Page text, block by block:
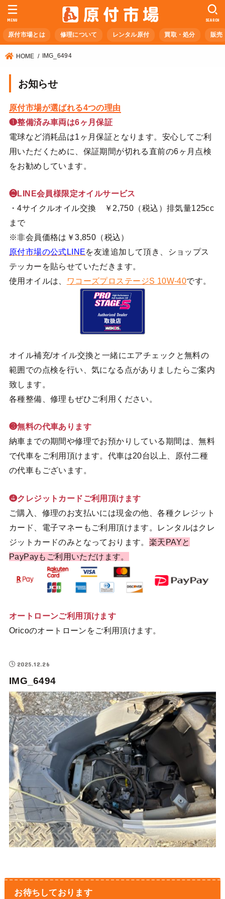
原付市場とは 修理について レンタル原付 買取・処分 販売
SEARCH
MENU
HOME IMG_6494
お知らせ
原付市場が選ばれる4つの理由
❶整備済み車両は6ヶ月保証
電球など消耗品は1ヶ月保証となります。安心してご利
用いただくために、保証期間が切れる直前の6ヶ月点検
をお勧めしています。
❷LINE会員様限定オイルサービス
・4サイクルオイル交換 ￥2,750（税込）排気量125cc
まで
※非会員価格は￥3,850（税込）
原付市場の公式LINEを友達追加して頂き、ショップス
テッカーを貼らせていただきます。
使用オイルは、
ワコーズプロステージS 10W-40です。
オイル補充/オイル交換と一緒にエアチェックと無料の
範囲での点検を行い、気になる点がありましたらご案内
致します。
各種整備、修理もぜひご利用ください。
❸無料の代車あります
納車までの期間や修理でお預かりしている期間は、無料
で代車をご利用頂けます。代車は20台以上、原付二種
の代車もございます。
❹クレジットカードご利用頂けます
ご購入、修理のお支払いには現金の他、各種クレジット
カード、電子マネーもご利用頂けます。レンタルはクレ
ジットカードのみとなっております。 楽天PAYと
PayPayもご利用いただけます。
オートローンご利用頂けます
Oricoのオートローンをご利用頂けます。
2025.12.26
IMG_6494
お待ちしております